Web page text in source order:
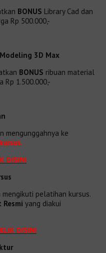
BONUS Library Cad dan
Rp 500.000,-
3D Max
BONUS ribuan material
Rp 1.500.000,-
mengunggahnya ke
DISINI
pelatihan kursus.
yang diakui
KLIK DISINI